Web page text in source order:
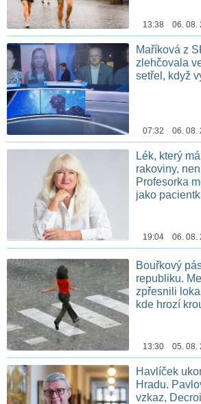
13:38 06. 08.
Maříková z
zlehčovala
setřel, když
07:32 06. 08.
Lék, který
rakoviny,
Profesorka
jako
19:04 06. 08.
Bouřkový
republiku.
zpřesnili
kde hrozí
13:30 05. 08.
Havlíček
Hradu.
vzkaz,